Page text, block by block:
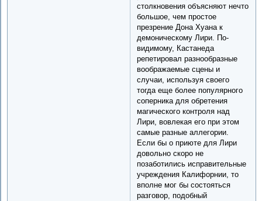
столкновения объясняют нечто
большое, чем простое
презрение Дона Хуана к
демоническому Лири. По-
видимому, Кастанеда
репетировал разнообразные
воображаемые сцены и
случаи, используя своего
тогда еще более популярного
соперника для обретения
магического контроля над
Лири, вовлекая его при этом
самые разные аллегории.
Если бы о приюте для Лири
довольно скоро не
позаботились исправительные
учреждения Калифорнии, то
вполне мог бы состояться
разговор, подобный